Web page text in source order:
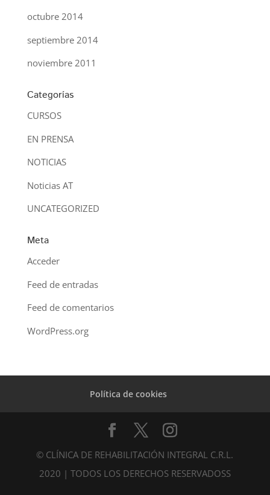
octubre 2014
septiembre 2014
noviembre 2011
Categorías
CURSOS
EN PRENSA
NOTICIAS
Noticias AT
UNCATEGORIZED
Meta
Acceder
Feed de entradas
Feed de comentarios
WordPress.org
Política de cookies
© CLÍNICA DE REHABILITACIÓN INTEGRAL C.R.L.
2020 | TODOS LOS DERECHOS RESERVADOSS